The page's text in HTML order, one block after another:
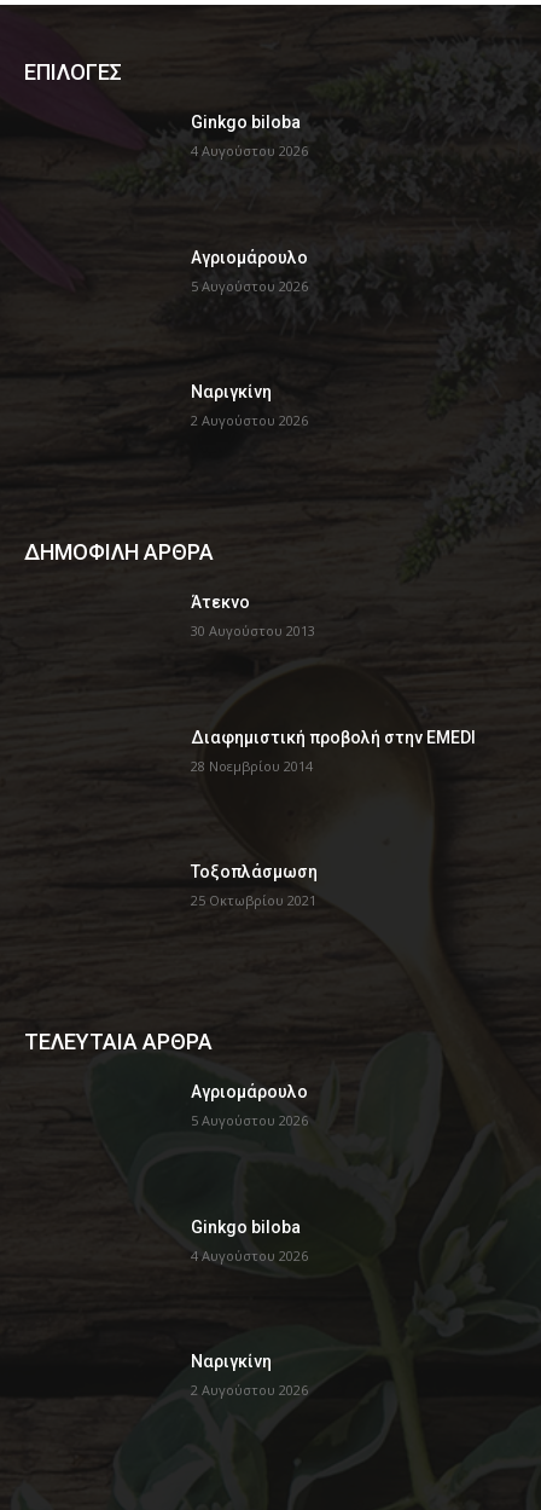
ΕΠΙΛΟΓΕΣ
Ginkgo biloba
4 Αυγούστου 2026
Αγριομάρουλο
5 Αυγούστου 2026
Ναριγκίνη
2 Αυγούστου 2026
ΔΗΜΟΦΙΛΗ ΑΡΘΡΑ
Άτεκνο
30 Αυγούστου 2013
Διαφημιστική προβολή στην EMEDI
28 Νοεμβρίου 2014
Τοξοπλάσμωση
25 Οκτωβρίου 2021
ΤΕΛΕΥΤΑΙΑ ΑΡΘΡΑ
Αγριομάρουλο
5 Αυγούστου 2026
Ginkgo biloba
4 Αυγούστου 2026
Ναριγκίνη
2 Αυγούστου 2026